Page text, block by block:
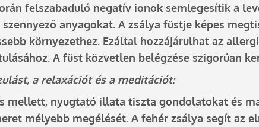
felszabaduló negatív ionok semlegesítik a
anyagokat. A zsálya füstje képes
környezethez. Ezáltal hozzájárulhat az
A füst közvetlen belégzése szigorúan
a relaxációt és a meditációt:
mellett, nyugtató illata tiszta gondolatokat és
mélyebb megélését. A fehér zsálya segít az